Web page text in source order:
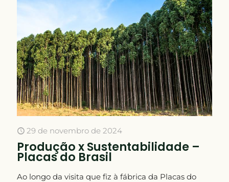
29 de novembro de 2024
Produção x Sustentabilidade –
Placas do Brasil
Ao longo da visita que fiz à fábrica da Placas do